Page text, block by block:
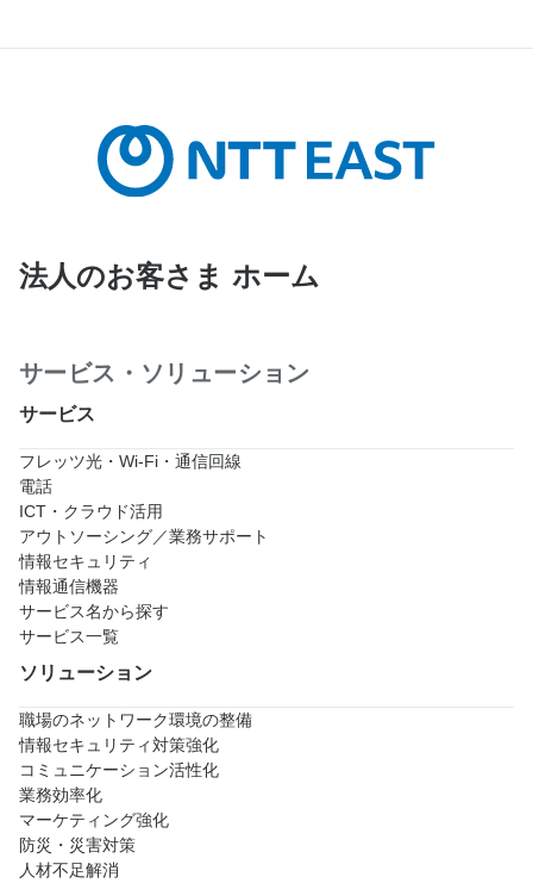
法人のお客さま ホーム
サービス・ソリューション
サービス
フレッツ光・Wi-Fi・通信回線
電話
ICT・クラウド活用
アウトソーシング／業務サポート
情報セキュリティ
情報通信機器
サービス名から探す
サービス一覧
ソリューション
職場のネットワーク環境の整備
情報セキュリティ対策強化
コミュニケーション活性化
業務効率化
マーケティング強化
防災・災害対策
人材不足解消